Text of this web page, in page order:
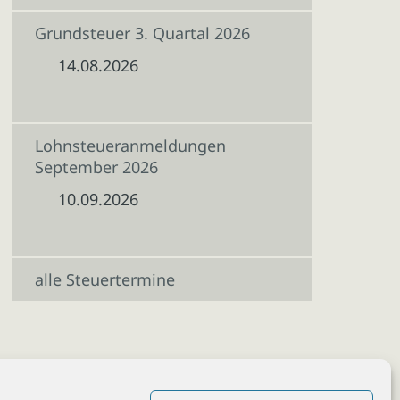
Grundsteuer 3. Quartal 2026
14.08.2026
Lohnsteueranmeldungen
September 2026
10.09.2026
alle Steuertermine